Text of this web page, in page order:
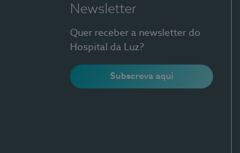
Newsletter
Quer receber a newsletter do
Hospital da Luz?
Subscreva aqui